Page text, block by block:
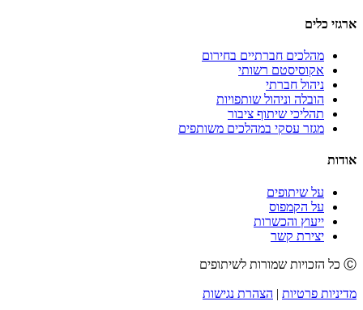
ארגזי כלים
מהלכים חברתיים בחירום
אקוסיסטם רשותי
ניהול חברתי
הובלה וניהול שותפויות
תהליכי שיתוף ציבור
מגזר עסקי במהלכים משותפים
אודות
על שיתופים
על הקמפוס
ייעוץ והכשרות
יצירת קשר
Ⓒ כל הזכויות שמורות לשיתופים
מדיניות פרטיות | הצהרת נגישות